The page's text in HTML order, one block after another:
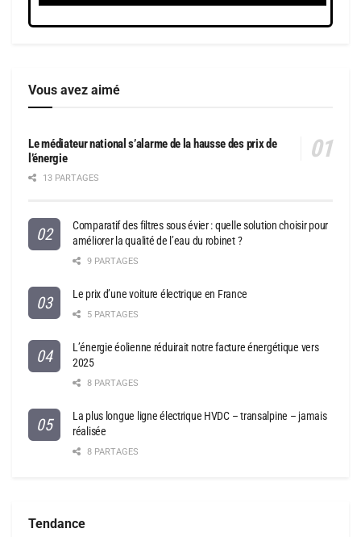
Vous avez aimé
Le médiateur national s’alarme de la hausse des prix de
l’énergie
13 PARTAGES
Comparatif des filtres sous évier : quelle solution choisir pour
améliorer la qualité de l’eau du robinet ?
9 PARTAGES
Le prix d’une voiture électrique en France
5 PARTAGES
L’énergie éolienne réduirait notre facture énergétique vers
2025
8 PARTAGES
La plus longue ligne électrique HVDC – transalpine – jamais
réalisée
8 PARTAGES
Tendance